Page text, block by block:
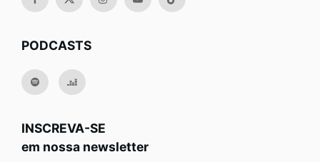
PODCASTS
INSCREVA-SE
em nossa newsletter